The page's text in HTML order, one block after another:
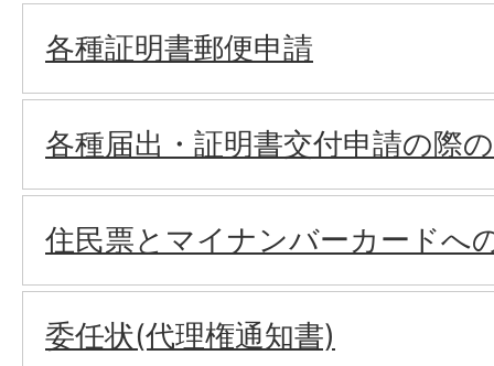
各種証明書郵便申請
各種届出・証明書交付申請の際
住民票とマイナンバーカードへ
委任状(代理権通知書)